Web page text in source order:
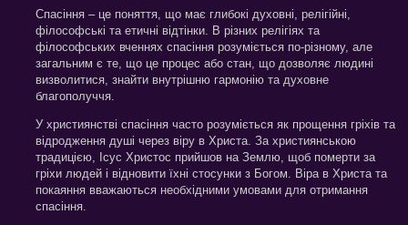
Спасіння – це поняття, що має глибокі духовні, релігійні,
філософські та етичні відтінки. В різних релігіях та
філософських вченнях спасіння розуміється по-різному, але
загальним є те, що це процес або стан, що дозволяє людині
визволитися, знайти внутрішню гармонію та духовне
благополуччя.
У християнстві спасіння часто розуміється як прощення гріхів та
відродження душі через віру в Христа. За християнською
традицією, Ісус Христос прийшов на Землю, щоб померти за
гріхи людей і відновити їхні стосунки з Богом. Віра в Христа та
покаяння вважаються необхідними умовами для отримання
спасіння.